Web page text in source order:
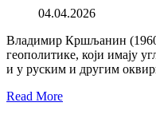
04.04.2026
Владимир Кршљанин
геополитике, који имају
и у руским и другим
Read More